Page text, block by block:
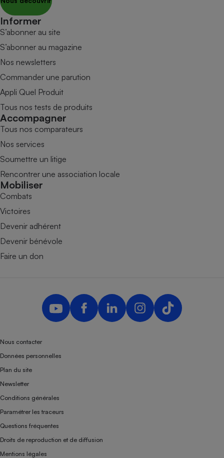
Informer
S’abonner au site
S’abonner au magazine
Nos newsletters
Commander une parution
Appli Quel Produit
Tous nos tests de produits
Accompagner
Tous nos comparateurs
Nos services
Soumettre un litige
Rencontrer une association locale
Mobiliser
Combats
Victoires
Devenir adhérent
Devenir bénévole
Faire un don
Nous contacter
Données personnelles
Plan du site
Newsletter
Conditions générales
Paramétrer les traceurs
Questions fréquentes
Droits de reproduction et de diffusion
Mentions légales